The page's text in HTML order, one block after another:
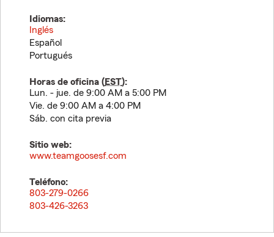
Idiomas:
Inglés
Español
Portugués
Horas de oficina (EST):
Lun. - jue. de 9:00 AM a 5:00 PM
Vie. de 9:00 AM a 4:00 PM
Sáb. con cita previa
Sitio web:
www.teamgoosesf.com
Teléfono:
803-279-0266
803-426-3263